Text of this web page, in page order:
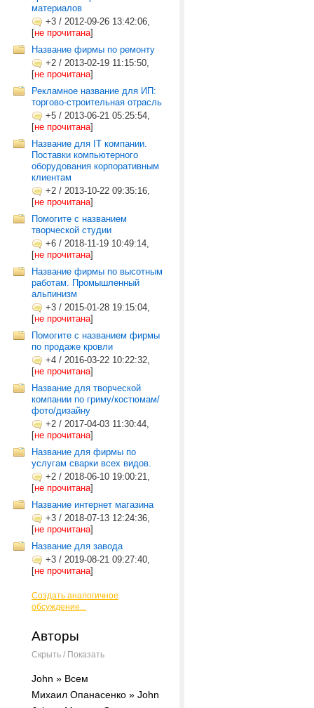
материалов
+3 / 2012-09-26 13:42:06,
[не прочитана]
Название фирмы по ремонту
+2 / 2013-02-19 11:15:50,
[не прочитана]
Рекламное название для ИП:
торгово-строительная отрасль
+5 / 2013-06-21 05:25:54,
[не прочитана]
Название для IT компании.
Поставки компьютерного
оборудования корпоративным
клиентам
+2 / 2013-10-22 09:35:16,
[не прочитана]
Помогите с названием
творческой студии
+6 / 2018-11-19 10:49:14,
[не прочитана]
Название фирмы по высотным
работам. Промышленный
альпинизм
+3 / 2015-01-28 19:15:04,
[не прочитана]
Помогите с названием фирмы
по продаже кровли
+4 / 2016-03-22 10:22:32,
[не прочитана]
Название для творческой
компании по гриму/костюмам/
фото/дизайну
+2 / 2017-04-03 11:30:44,
[не прочитана]
Название для фирмы по
услугам сварки всех видов.
+2 / 2018-06-10 19:00:21,
[не прочитана]
Название интернет магазина
+3 / 2018-07-13 12:24:36,
[не прочитана]
Название для завода
+3 / 2019-08-21 09:27:40,
[не прочитана]
Создать аналогичное
обсуждение...
Авторы
Скрыть / Показать
John » Всем
Михаил Опанасенко » John